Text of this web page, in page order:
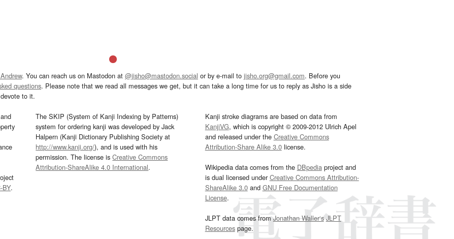
. You can reach us on Mastodon at @jisho@mastodon.social or by e-mail to jisho.org@gmail.com. Before you
questions. Please note that we read all messages we get, but it can take a long time for us to reply as Jisho is a side
to it.
and
BY.
The SKIP (System of Kanji Indexing by Patterns)
system for ordering kanji was developed by Jack
Halpern (Kanji Dictionary Publishing Society at
http://www.kanji.org/), and is used with his
permission. The license isCreative Commons
Attribution-ShareAlike 4.0 International.
Kanji stroke diagrams are based on data from
KanjiVG, which is copyright © 2009-2012 Ulrich Apel
and released under the Creative Commons
Attribution-Share Alike 3.0license.
Wikipedia data comes from the DBpediaproject and
is dual licensed underCreative Commons Attribution-
ShareAlike 3.0and GNU Free Documentation
License.
JLPT data comes fromJonathan Waller‘s JLPT
Resourcespage.